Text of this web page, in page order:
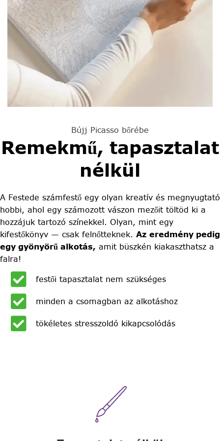
Bújj Picasso bőrébe
Remekmű, tapasztalat
nélkül
A Festede számfestő egy olyan kreatív és megnyugtató
hobbi, ahol egy számozott vászon mezőit töltöd ki a
hozzájuk tartozó színekkel. Olyan, mint egy
kifestőkönyv — csak felnőtteknek. Az eredmény pedig
egy gyönyörű alkotás, amit büszkén kiakaszthatsz a
falra!
festői tapasztalat nem szükséges
minden a csomagban az alkotáshoz
tökéletes stresszoldó kikapcsolódás